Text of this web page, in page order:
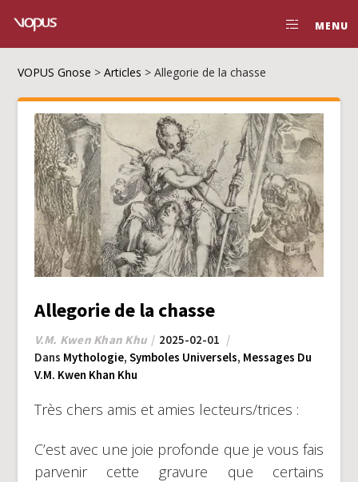
MENU
VOPUS Gnose >Articles >Allegorie de la chasse
Allegorie de la chasse
V.M. Kwen Khan Khu
2025-02-01
Dans Mythologie, Symboles Universels, Messages Du
V.M. Kwen Khan Khu
Très chers amis et amies lecteurs/trices :
C’est avec une joie profonde que je vous fais
parvenir cette gravure que certains